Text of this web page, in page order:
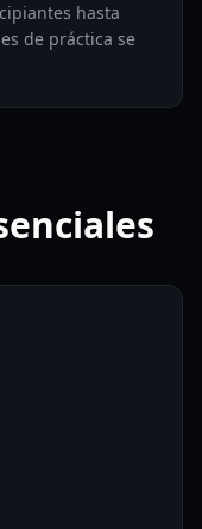
hasta
de práctica se